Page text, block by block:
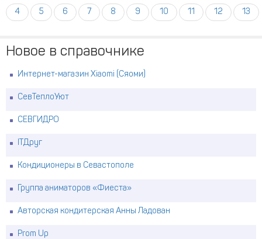
4
5 6 7 8 9 10 11 12 13
Новое в справочнике
Интернет-магазин Xiaomi (Сяоми)
СевТеплоУют
СЕВГИДРО
ITДруг
Кондиционеры в Севастополе
Группа аниматоров «Фиеста»
Авторская кондитерская Анны Ладован
Prom Up